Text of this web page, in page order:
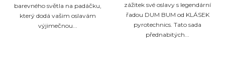
barevného světla na padáčku,
který dodá vašim oslavám
výjimečnou...
zážitek své oslavy s legendární
řadou DUM BUM od KLÁSEK
pyrotechnics. Tato sada
přednabitých...